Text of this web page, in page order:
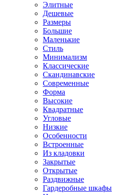
Элитные
Дешевые
Размеры
Большие
Маленькие
Стиль
Минимализм
Классические
Скандинавские
Современные
Форма
Высокие
Квадратные
Угловые
Низкие
Особенности
Встроенные
Из кладовки
Закрытые
Открытые
Раздвижные
Гардеробные шкафы